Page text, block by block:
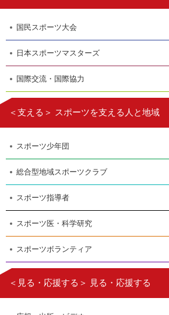
国民スポーツ大会
日本スポーツマスターズ
国際交流・国際協力
＜支える＞ スポーツを支える人と地域
スポーツ少年団
総合型地域スポーツクラブ
スポーツ指導者
スポーツ医・科学研究
スポーツボランティア
＜見る・応援する＞ 見る・応援する